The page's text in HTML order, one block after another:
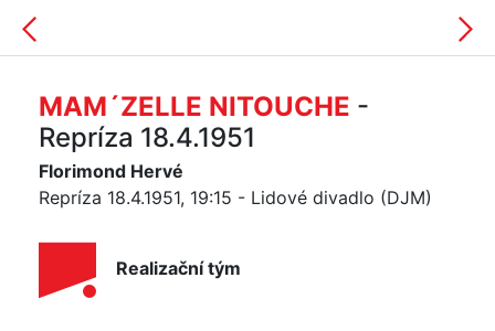
MAM´ZELLE NITOUCHE -
Repríza 18.4.1951
Florimond Hervé
Repríza 18.4.1951, 19:15 - Lidové divadlo (DJM)
Realizační tým